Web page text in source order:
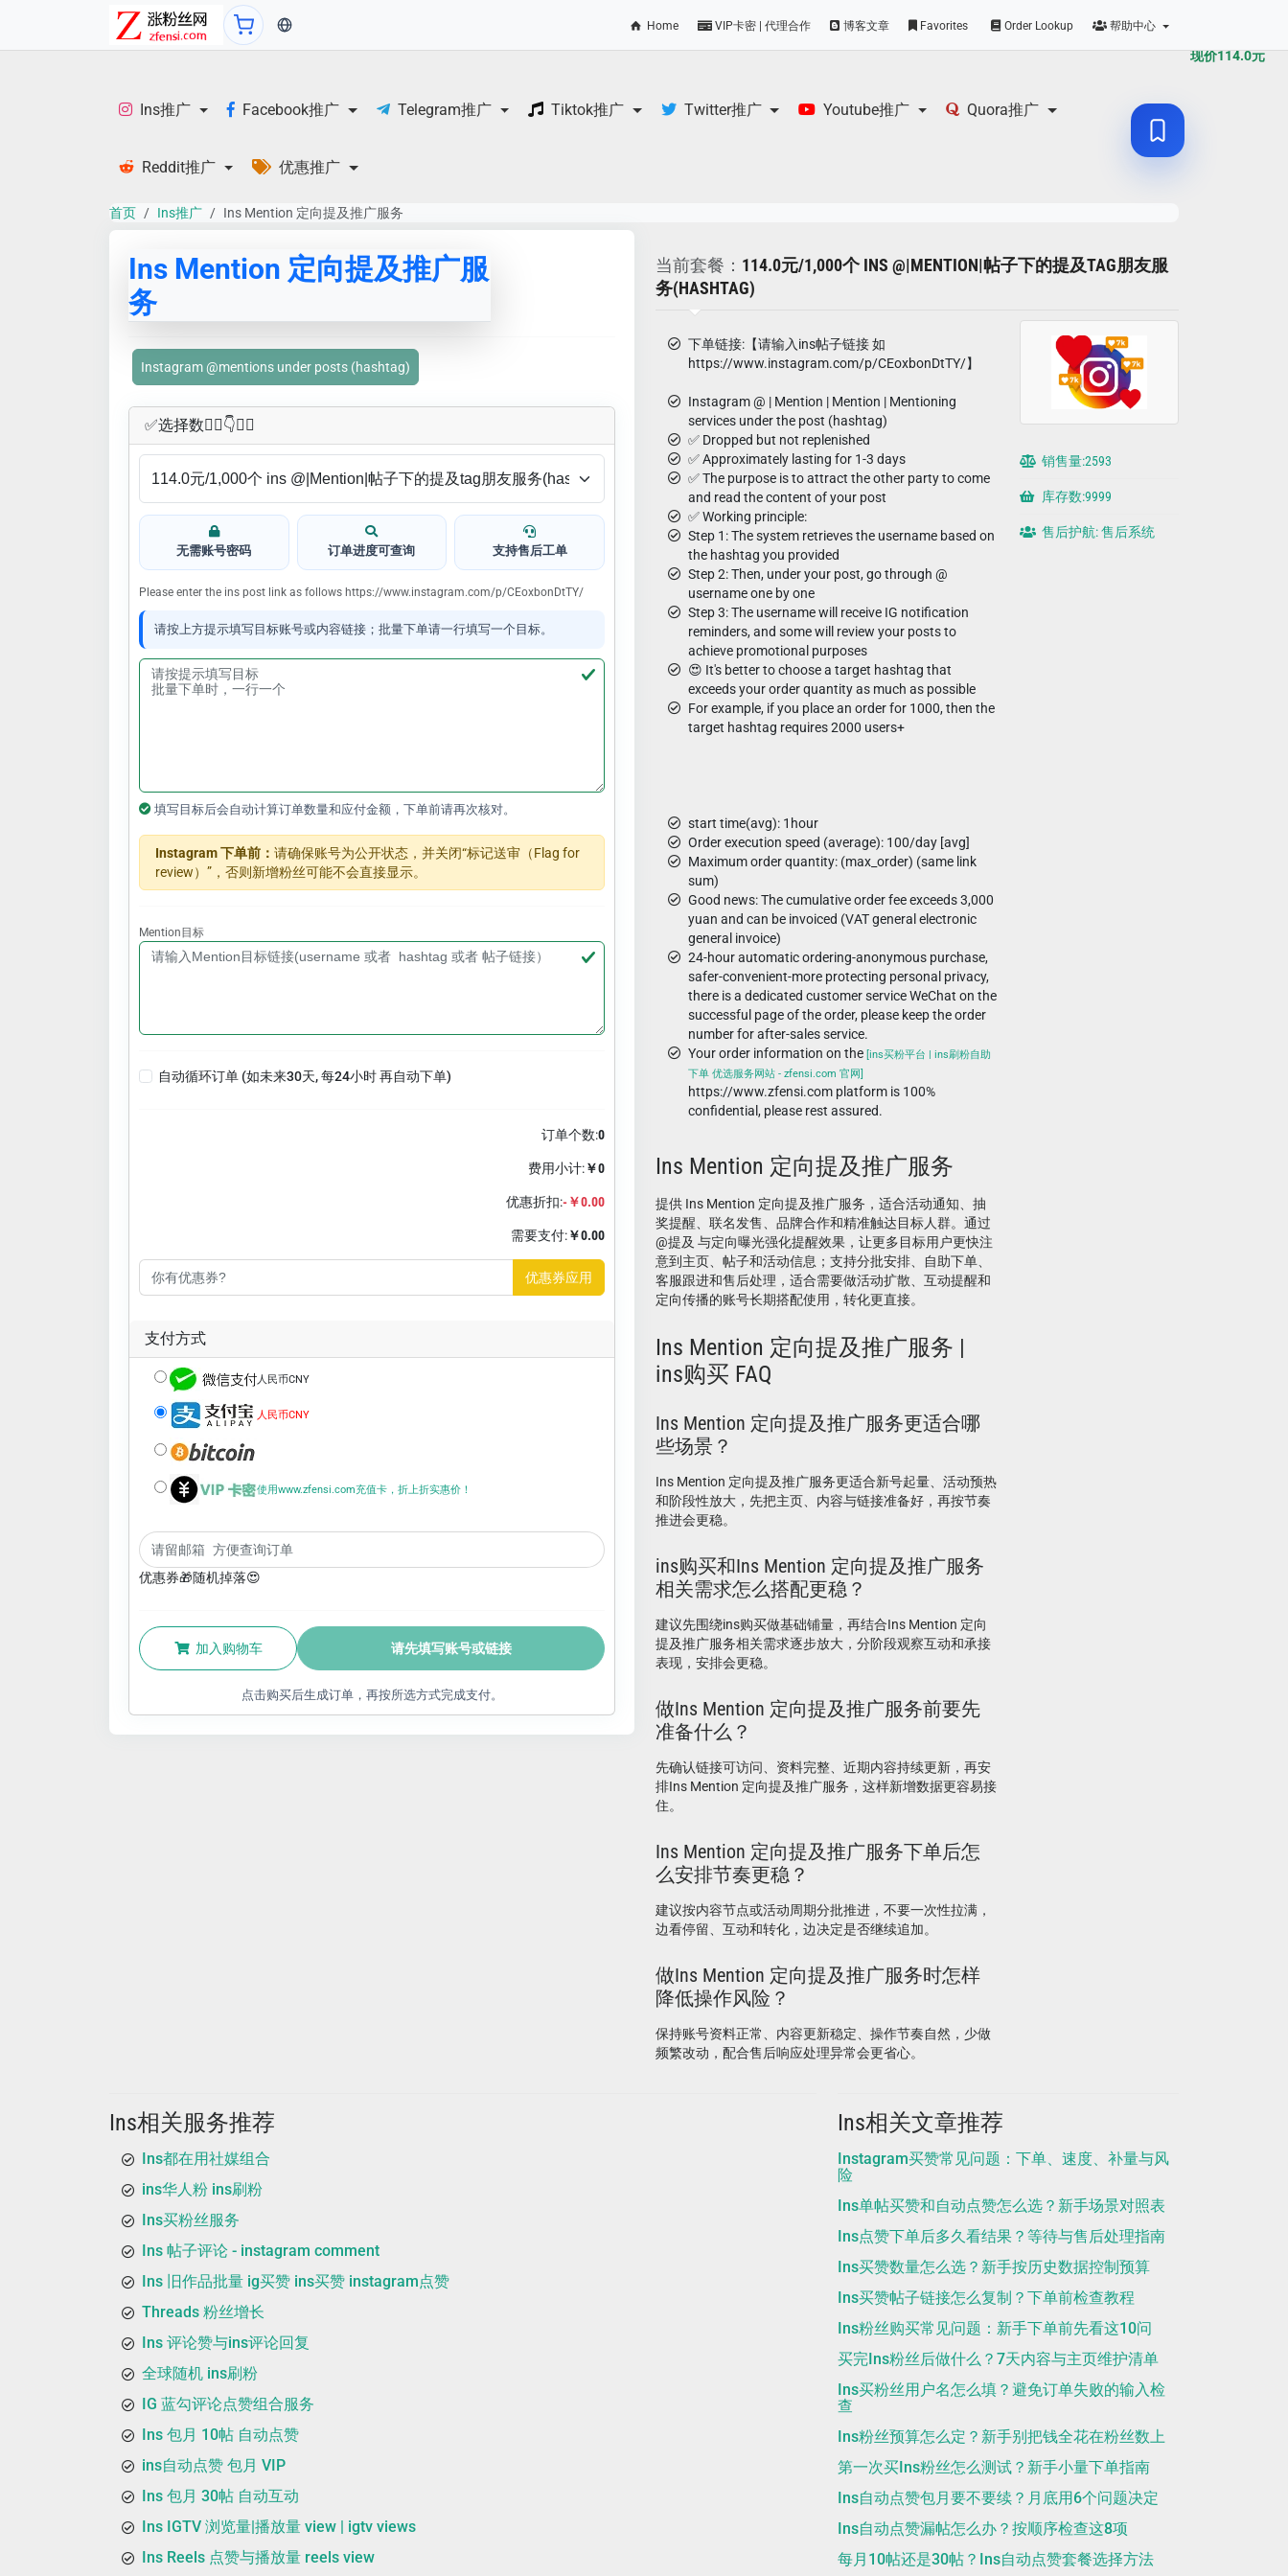
当前语言：English Home VIP卡密 | 代理合作 博客文章 Favorites Order Lookup 帮助中心
Ins推广 Facebook推广 Telegram推广 Tiktok推广 Twitter推广 Youtube推广 Quora推广
Reddit推广 优惠推广
首页 Ins推广 Ins Mention 定向提及推广服务
Ins Mention 定向提及推广服
务
Instagram @mentions under posts (hashtag)
✅​选择数👇🏻​​👇👇🏻​​
无需账号密码 订单进度可查询 支持售后工单
Please enter the ins post link as follows https://www.instagram.com/p/CEoxbonDtTY/
请按上方提示填写目标账号或内容链接；批量下单请一行填写一个目标。
填写目标后会自动计算订单数量和应付金额，下单前请再次核对。
Instagram 下单前： 请确保账号为公开状态，并关闭“标记送审（Flag for
review）”，否则新增粉丝可能不会直接显示。
Mention目标
自动循环订单 (如未来30天, 每24小时 再自动下单)
订单个数:0
费用小计:￥0
优惠折扣:-￥0.00
需要支付:￥0.00
优惠券应用
支付方式
人民币CNY
人民币CNY
使用www.zfensi.com充值卡，折上折实惠价！
优惠券🎁随机掉落😍
加入购物车 请先填写账号或链接
点击购买后生成订单，再按所选方式完成支付。
现价114.0元
当前套餐： 114.0元/1,000个 INS @|MENTION|帖子下的提及TAG朋友服
务(HASHTAG)
下单链接:【请输入ins帖子链接 如
https://www.instagram.com/p/CEoxbonDtTY/】
Instagram @ | Mention | Mention | Mentioning
services under the post (hashtag)
✅ Dropped but not replenished
✅ Approximately lasting for 1-3 days
✅ The purpose is to attract the other party to come
and read the content of your post
✅ Working principle:
Step 1: The system retrieves the username based on
the hashtag you provided
Step 2: Then, under your post, go through @
username one by one
Step 3: The username will receive IG notification
reminders, and some will review your posts to
achieve promotional purposes
😍 It's better to choose a target hashtag that
exceeds your order quantity as much as possible
For example, if you place an order for 1000, then the
target hashtag requires 2000 users+
start time(avg): 1hour
Order execution speed (average): 100/day [avg]
Maximum order quantity: (max_order) (same link
sum)
Good news: The cumulative order fee exceeds 3,000
yuan and can be invoiced (VAT general electronic
general invoice)
24-hour automatic ordering-anonymous purchase,
safer-convenient-more protecting personal privacy,
there is a dedicated customer service WeChat on the
successful page of the order, please keep the order
number for after-sales service.
Your order information on the [ins买粉平台 | ins刷粉自助
下单 优选服务网站 - zfensi.com 官网]
https://www.zfensi.com platform is 100%
confidential, please rest assured.
Ins Mention 定向提及推广服务
提供 Ins Mention 定向提及推广服务，适合活动通知、抽
奖提醒、联名发售、品牌合作和精准触达目标人群。通过
@提及 与定向曝光强化提醒效果，让更多目标用户更快注
意到主页、帖子和活动信息；支持分批安排、自助下单、
客服跟进和售后处理，适合需要做活动扩散、互动提醒和
定向传播的账号长期搭配使用，转化更直接。
Ins Mention 定向提及推广服务 |
ins购买 FAQ
Ins Mention 定向提及推广服务更适合哪
些场景？
Ins Mention 定向提及推广服务更适合新号起量、活动预热
和阶段性放大，先把主页、内容与链接准备好，再按节奏
推进会更稳。
ins购买和Ins Mention 定向提及推广服务
相关需求怎么搭配更稳？
建议先围绕ins购买做基础铺量，再结合Ins Mention 定向
提及推广服务相关需求逐步放大，分阶段观察互动和承接
表现，安排会更稳。
做Ins Mention 定向提及推广服务前要先
准备什么？
先确认链接可访问、资料完整、近期内容持续更新，再安
排Ins Mention 定向提及推广服务，这样新增数据更容易接
住。
Ins Mention 定向提及推广服务下单后怎
么安排节奏更稳？
建议按内容节点或活动周期分批推进，不要一次性拉满，
边看停留、互动和转化，边决定是否继续追加。
做Ins Mention 定向提及推广服务时怎样
降低操作风险？
保持账号资料正常、内容更新稳定、操作节奏自然，少做
频繁改动，配合售后响应处理异常会更省心。
销售量:2593
库存数:9999
售后护航: 售后系统
Ins相关服务推荐
Ins都在用社媒组合
ins华人粉 ins刷粉
Ins买粉丝服务
Ins 帖子评论 - instagram comment
Ins 旧作品批量 ig买赞 ins买赞 instagram点赞
Threads 粉丝增长
Ins 评论赞与ins评论回复
全球随机 ins刷粉
IG 蓝勾评论点赞组合服务
Ins 包月 10帖 自动点赞
ins自动点赞 包月 VIP
Ins 包月 30帖 自动互动
Ins IGTV 浏览量|播放量 view | igtv views
Ins Reels 点赞与播放量 reels view
Ins相关文章推荐
Instagram买赞常见问题：下单、速度、补量与风
险
Ins单帖买赞和自动点赞怎么选？新手场景对照表
Ins点赞下单后多久看结果？等待与售后处理指南
Ins买赞数量怎么选？新手按历史数据控制预算
Ins买赞帖子链接怎么复制？下单前检查教程
Ins粉丝购买常见问题：新手下单前先看这10问
买完Ins粉丝后做什么？7天内容与主页维护清单
Ins买粉丝用户名怎么填？避免订单失败的输入检
查
Ins粉丝预算怎么定？新手别把钱全花在粉丝数上
第一次买Ins粉丝怎么测试？新手小量下单指南
Ins自动点赞包月要不要续？月底用6个问题决定
Ins自动点赞漏帖怎么办？按顺序检查这8项
每月10帖还是30帖？Ins自动点赞套餐选择方法